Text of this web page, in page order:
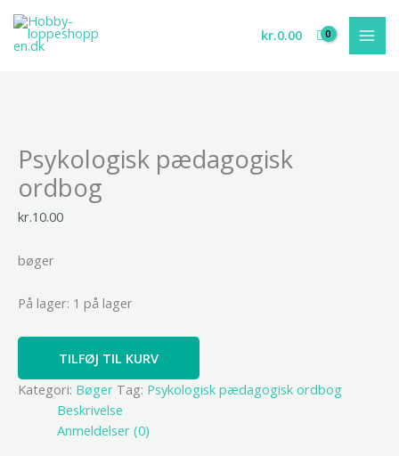
indholdet
kr.0.00
Psykologisk pædagogisk
ordbog
kr.10.00
bøger
På lager: 1 på lager
pædagogisk
ordbog
antal
TILFØJ TIL KURV
Kategori: Bøger Tag: Psykologisk pædagogisk ordbog
Beskrivelse
Anmeldelser (0)